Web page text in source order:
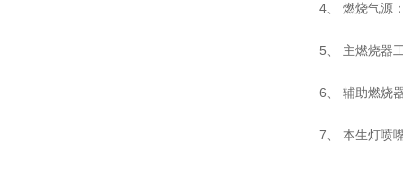
4、 燃烧气源
5、 主燃烧器
6、 辅助燃烧
7、 本生灯喷